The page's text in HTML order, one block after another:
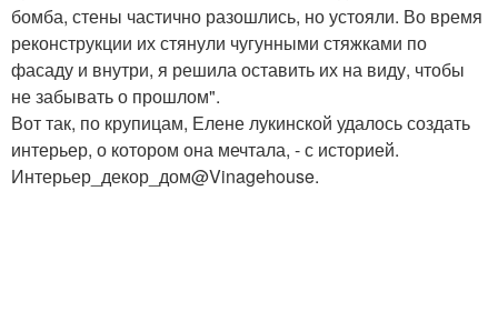
бомба, стены частично разошлись, но устояли. Во время
реконструкции их стянули чугунными стяжками по
фасаду и внутри, я решила оставить их на виду, чтобы
не забывать о прошлом".
Вот так, по крупицам, Елене лукинской удалось создать
интерьер, о котором она мечтала, - с историей.
Интерьер_декор_дом@Vinagehouse.